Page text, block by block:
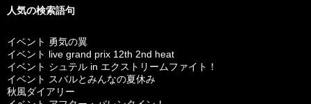
人気の検索語句
イベント 勇気の翼
イベント live grand prix 12th 2nd heat
イベント シュテル in エクストリームファイト！
イベント スバルとみんなの夏休み
秋風ダイアリー